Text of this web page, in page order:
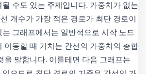
수도 있는 주제입니다. 가중치가 없는
개수가 가장 적은 경로가 최단 경로이
그래프에서는 일반적으로 시작 노드
이동할 때 거치는 간선의 가중치의 총합
을 말합니다. 이를테면 다음 그래프는